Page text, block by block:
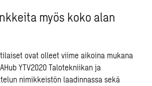
myös koko alan
ovat olleet viime aikoina mukana
YTV2020 Talotekniikan ja
nimikkeistön laadinnassa sekä